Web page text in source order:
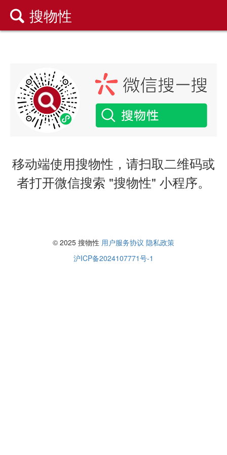
 搜物性
移动端使用搜物性，请扫取二维码或
者打开微信搜索 "搜物性" 小程序。
© 2025 搜物性 用户服务协议 隐私政策
沪ICP备2024107771号-1